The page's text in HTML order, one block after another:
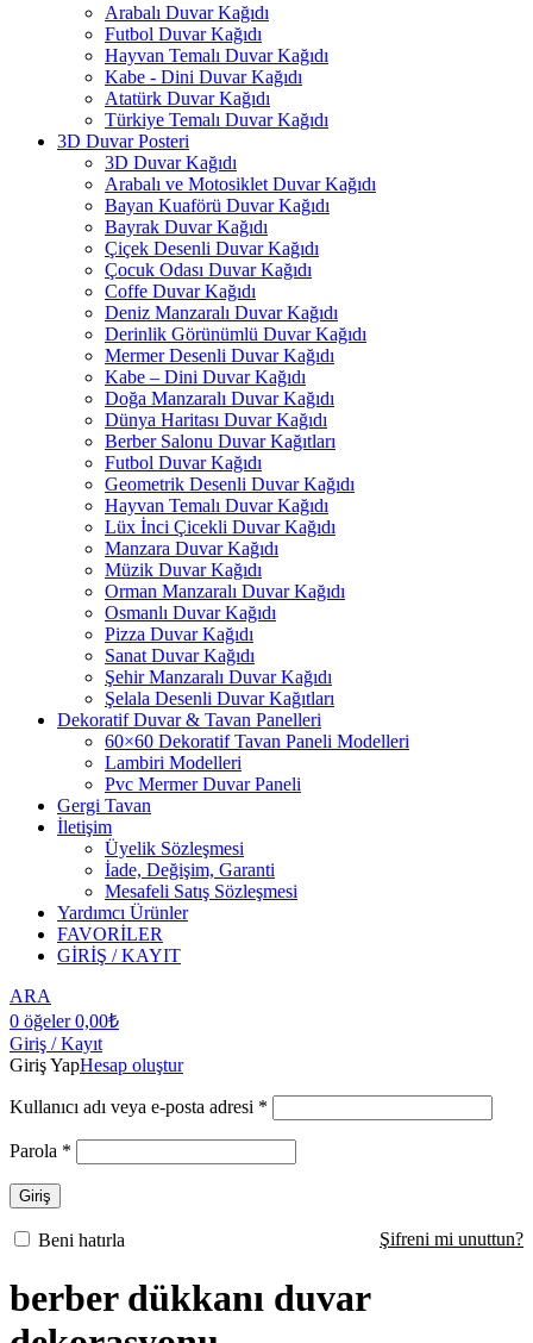
Arabalı Duvar Kağıdı
Futbol Duvar Kağıdı
Hayvan Temalı Duvar Kağıdı
Kabe - Dini Duvar Kağıdı
Atatürk Duvar Kağıdı
Türkiye Temalı Duvar Kağıdı
3D Duvar Posteri
3D Duvar Kağıdı
Arabalı ve Motosiklet Duvar Kağıdı
Bayan Kuaförü Duvar Kağıdı
Bayrak Duvar Kağıdı
Çiçek Desenli Duvar Kağıdı
Çocuk Odası Duvar Kağıdı
Coffe Duvar Kağıdı
Deniz Manzaralı Duvar Kağıdı
Derinlik Görünümlü Duvar Kağıdı
Mermer Desenli Duvar Kağıdı
Kabe – Dini Duvar Kağıdı
Doğa Manzaralı Duvar Kağıdı
Dünya Haritası Duvar Kağıdı
Berber Salonu Duvar Kağıtları
Futbol Duvar Kağıdı
Geometrik Desenli Duvar Kağıdı
Hayvan Temalı Duvar Kağıdı
Lüx İnci Çicekli Duvar Kağıdı
Manzara Duvar Kağıdı
Müzik Duvar Kağıdı
Orman Manzaralı Duvar Kağıdı
Osmanlı Duvar Kağıdı
Pizza Duvar Kağıdı
Sanat Duvar Kağıdı
Şehir Manzaralı Duvar Kağıdı
Şelala Desenli Duvar Kağıtları
Dekoratif Duvar & Tavan Panelleri
60×60 Dekoratif Tavan Paneli Modelleri
Lambiri Modelleri
Pvc Mermer Duvar Paneli
Gergi Tavan
İletişim
Üyelik Sözleşmesi
İade, Değişim, Garanti
Mesafeli Satış Sözleşmesi
Yardımcı Ürünler
FAVORİLER
GİRİŞ / KAYIT
ARA
0 öğeler 0,00₺
Giriş / Kayıt
Giriş YapHesap oluştur
Kullanıcı adı veya e-posta adresi *
Parola *
Giriş
Şifreni mi unuttun?
Beni hatırla
berber dükkanı duvar